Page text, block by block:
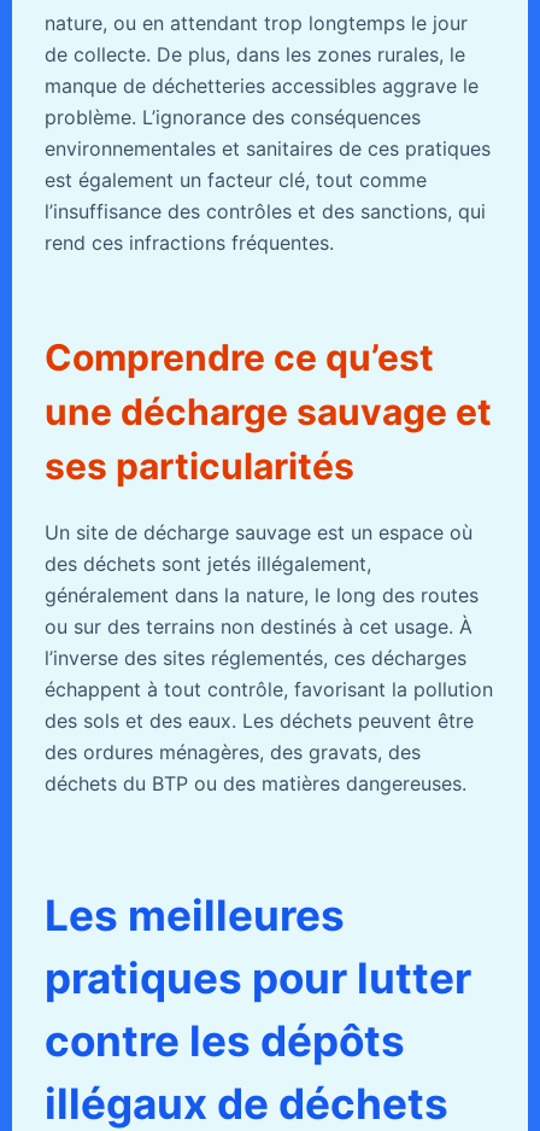
nature, ou en attendant trop longtemps le jour
de collecte. De plus, dans les zones rurales, le
manque de déchetteries accessibles aggrave le
problème. L’ignorance des conséquences
environnementales et sanitaires de ces pratiques
est également un facteur clé, tout comme
l’insuffisance des contrôles et des sanctions, qui
rend ces infractions fréquentes.
Comprendre ce qu’est
une décharge sauvage et
ses particularités
Un site de décharge sauvage est un espace où
des déchets sont jetés illégalement,
généralement dans la nature, le long des routes
ou sur des terrains non destinés à cet usage. À
l’inverse des sites réglementés, ces décharges
échappent à tout contrôle, favorisant la pollution
des sols et des eaux. Les déchets peuvent être
des ordures ménagères, des gravats, des
déchets du BTP ou des matières dangereuses.
Les meilleures
pratiques pour lutter
contre les dépôts
illégaux de déchets